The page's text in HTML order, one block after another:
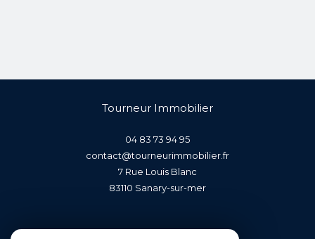
Tourneur Immobilier
04 83 73 94 95
contact@tourneurimmobilier.fr
7 Rue Louis Blanc
83110
sanary-sur-mer